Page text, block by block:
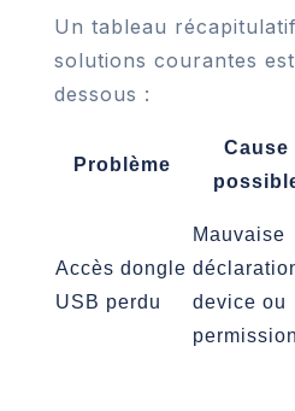
Un tableau
solutions courantes
dessous :
Problème
Cause
Accès dongle
USB perdu
Mauvaise
device ou